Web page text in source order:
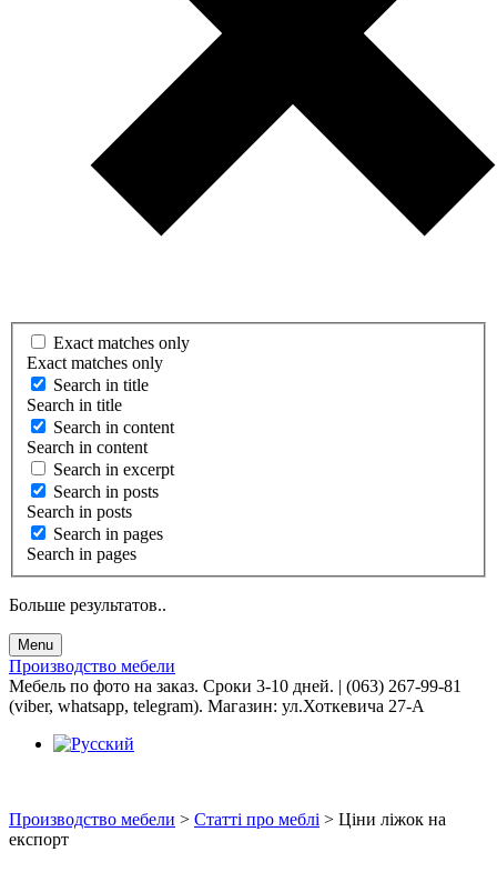
Exact matches only
Exact matches only
Search in title
Search in title
Search in content
Search in content
Search in excerpt
Search in posts
Search in posts
Search in pages
Search in pages
Больше результатов..
Menu
Производство мебели
Мебель по фото на заказ. Сроки 3-10 дней. | (063) 267-99-81
(viber, whatsapp, telegram). Магазин: ул.Хоткевича 27-А
Производство мебели > Статті про меблі > Ціни ліжок на
експорт